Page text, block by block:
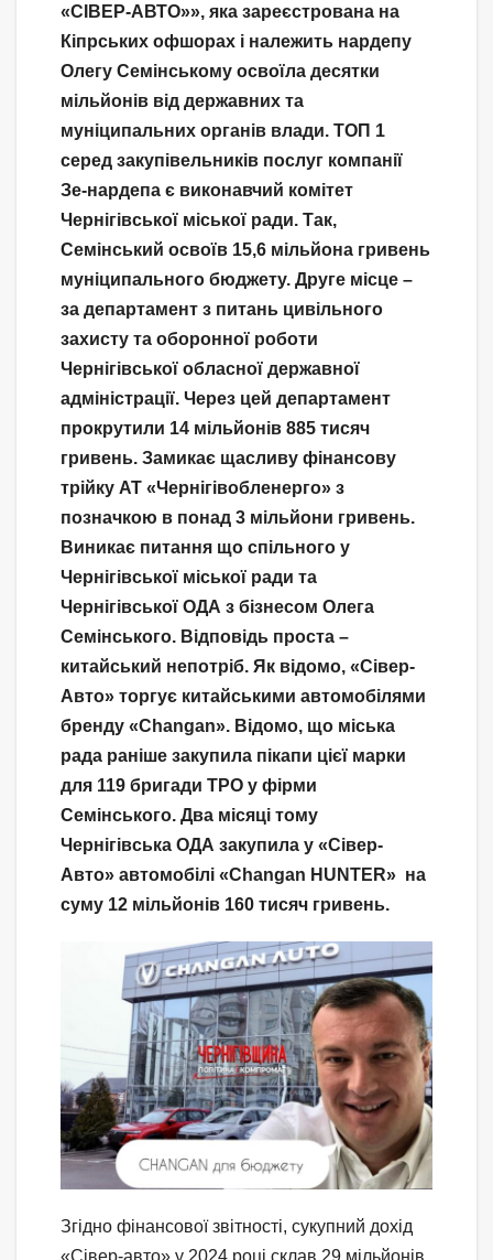
«СІВЕР-АВТО»», яка зареєстрована на
Кіпрських офшорах і належить нардепу
Олегу Семінському освоїла десятки
мільйонів від державних та
муніципальних органів влади. ТОП 1
серед закупівельників послуг компанії
Зе-нардепа є виконавчий комітет
Чернігівської міської ради. Так,
Семінський освоїв 15,6 мільйона гривень
муніципального бюджету. Друге місце –
за департамент з питань цивільного
захисту та оборонної роботи
Чернігівської обласної державної
адміністрації. Через цей департамент
прокрутили 14 мільйонів 885 тисяч
гривень. Замикає щасливу фінансову
трійку АТ «Чернігівобленерго» з
позначкою в понад 3 мільйони гривень.
Виникає питання що спільного у
Чернігівської міської ради та
Чернігівської ОДА з бізнесом Олега
Семінського. Відповідь проста –
китайський непотріб. Як відомо, «Сівер-
Авто» торгує китайськими автомобілями
бренду «Changan». Відомо, що міська
рада раніше закупила пікапи цієї марки
для 119 бригади ТРО у фірми
Семінського. Два місяці тому
Чернігівська ОДА закупила у «Сівер-
Авто» автомобілі «Changan HUNTER» на
суму 12 мільйонів 160 тисяч гривень.
Згідно фінансової звітності, сукупний дохід
«Сівер-авто» у 2024 році склав 29 мільйонів